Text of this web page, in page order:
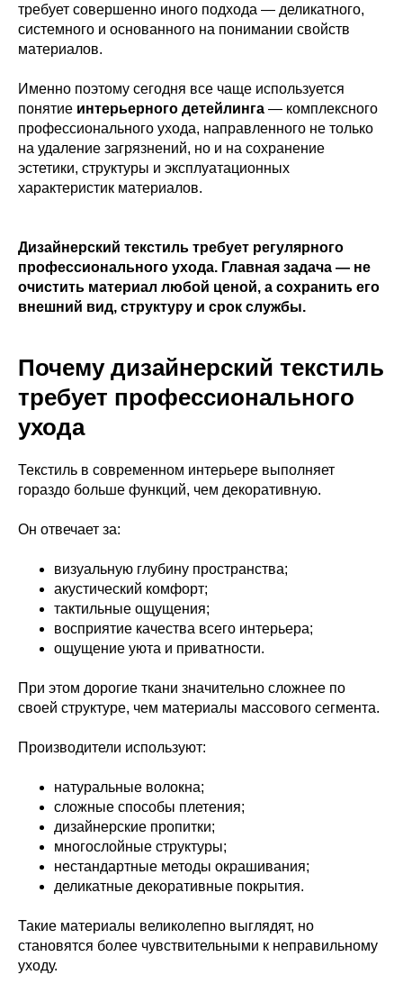
требует совершенно иного подхода — деликатного,
системного и основанного на понимании свойств
материалов.
Именно поэтому сегодня все чаще используется
понятие интерьерного детейлинга — комплексного
профессионального ухода, направленного не только
на удаление загрязнений, но и на сохранение
эстетики, структуры и эксплуатационных
характеристик материалов.
Дизайнерский текстиль требует регулярного
профессионального ухода. Главная задача — не
очистить материал любой ценой, а сохранить его
внешний вид, структуру и срок службы.
Почему дизайнерский текстиль
требует профессионального
ухода
Текстиль в современном интерьере выполняет
гораздо больше функций, чем декоративную.
Он отвечает за:
визуальную глубину пространства;
акустический комфорт;
тактильные ощущения;
восприятие качества всего интерьера;
ощущение уюта и приватности.
При этом дорогие ткани значительно сложнее по
своей структуре, чем материалы массового сегмента.
Производители используют:
натуральные волокна;
сложные способы плетения;
дизайнерские пропитки;
многослойные структуры;
нестандартные методы окрашивания;
деликатные декоративные покрытия.
Такие материалы великолепно выглядят, но
становятся более чувствительными к неправильному
уходу.